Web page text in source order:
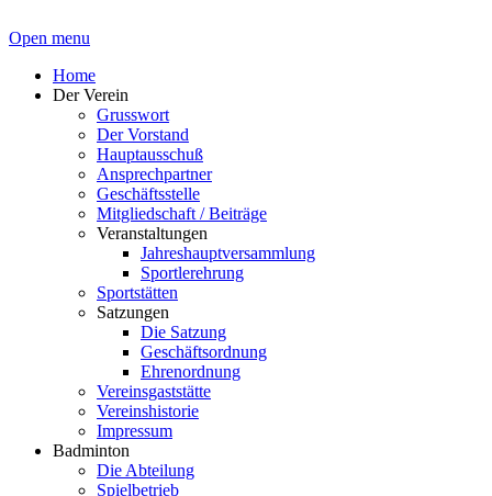
Open menu
Home
Der Verein
Grusswort
Der Vorstand
Hauptausschuß
Ansprechpartner
Geschäftsstelle
Mitgliedschaft / Beiträge
Veranstaltungen
Jahreshauptversammlung
Sportlerehrung
Sportstätten
Satzungen
Die Satzung
Geschäftsordnung
Ehrenordnung
Vereinsgaststätte
Vereinshistorie
Impressum
Badminton
Die Abteilung
Spielbetrieb